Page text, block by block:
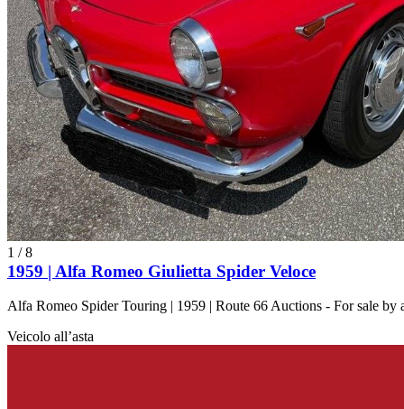
1 /8
1959 | Alfa Romeo Giulietta Spider Veloce
Alfa Romeo Spider Touring | 1959 | Route 66 Auctions - For sale by
Veicolo all’asta